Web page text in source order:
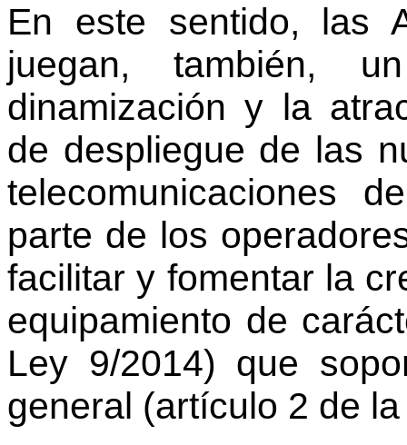
En este sentido, las
juegan, también,
dinamización y la
de despliegue de las
telecomunicaciones
parte de los
facilitar y fomentar la
equipamiento de
Ley 9/2014) que
general (artículo 2 de